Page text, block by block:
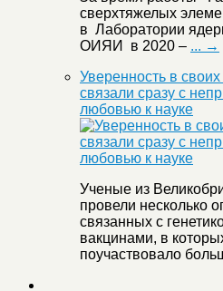
сверхтяжелых
в Лаборатории
ОИЯИ в 2020 – ... →
Уверенность в
связали сразу с
любовью к науке
Ученые из
провели несколько
связанных с
вакцинами, в
поучаствовало